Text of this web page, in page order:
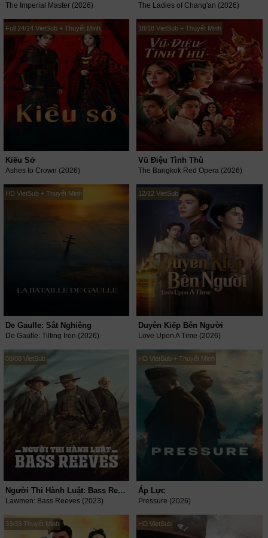
The Imperial Master (2026) The Ladies of Chang'an (2026)
Full 24/24 VietSub + Thuyết Minh
Kiều Sở
Ashes to Crown (2026)
18/18 VietSub + Thuyết Minh
Vũ Điệu Tình Thù
The Bangkok Red Opera (2026)
HD VietSub + Thuyết Minh
De Gaulle: Sắt Nghiêng
De Gaulle: Tilting Iron (2026)
12/12 VietSub
Duyên Kiếp Bên Người
Love Upon A Time (2026)
08/08 VietSub
Người Thi Hành Luật: Bass Reeves
Lawmen: Bass Reeves (2023)
HD VietSub + Thuyết Minh
Áp Lực
Pressure (2026)
33/33 Thuyết Minh HD VietSub